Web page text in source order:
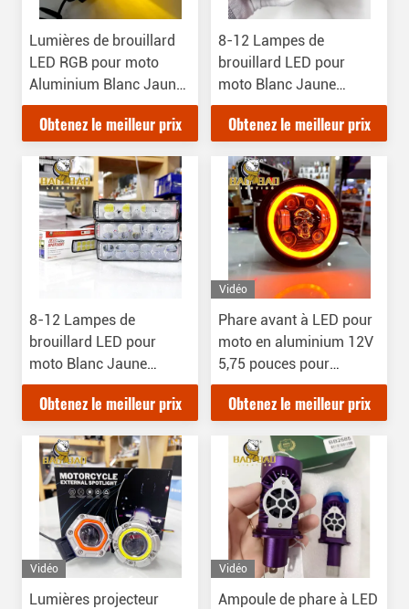
Lumières de brouillard
LED RGB pour moto
Aluminium Blanc Jaune
Multicolore
Obtenez le meilleur prix
8-12 Lampes de
brouillard LED pour
moto Blanc Jaune
Strobe
Obtenez le meilleur prix
8-12 Lampes de
brouillard LED pour
moto Blanc Jaune
Strobe
Obtenez le meilleur prix
Vidéo
Phare avant à LED pour
moto en aluminium 12V
5,75 pouces pour
HONDA CG CN GN CD70
Obtenez le meilleur prix
Vidéo
Lumières projecteur
Vidéo
Ampoule de phare à LED